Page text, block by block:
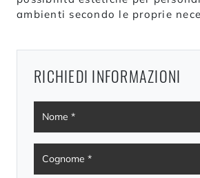
ambienti secondo le proprie
RICHIEDI INFORMAZIONI